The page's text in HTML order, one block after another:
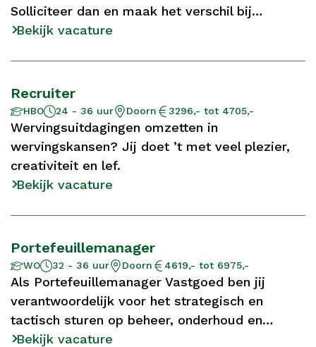
Solliciteer dan en maak het verschil bij
Bartiméus!
Bekijk vacature
Recruiter
Opleidingsniveau
HBO
Aantal
uur
24 - 36 uur
Locatie Doorn
Salaris 3296,- tot 4705,-
Wervingsuitdagingen omzetten in
wervingskansen? Jij doet ’t met veel plezier,
creativiteit en lef.
Bekijk vacature
Portefeuillemanager
Opleidingsniveau
WO
Aantal
uur
32 - 36 uur
Locatie Doorn
Salaris 4619,- tot 6975,-
Als Portefeuillemanager Vastgoed ben jij
verantwoordelijk voor het strategisch en
tactisch sturen op beheer, onderhoud en
exploitatie van de vastgoedportefeuille.
Bekijk vacature